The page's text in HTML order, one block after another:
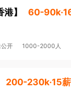
港】 60-
开 1000-2000人
200-230k·15薪